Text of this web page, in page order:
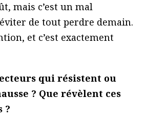
mais c’est un mal
de tout perdre demain.
et c’est exactement
qui résistent ou
? Que révèlent ces
?